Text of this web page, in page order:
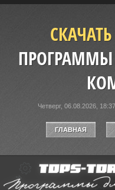
СКАЧАТЬ
ПРОГРАММЫ
Четверг, 06.08.2026, 18:37
ГЛАВНАЯ